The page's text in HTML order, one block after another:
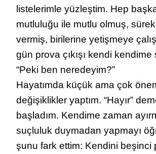
listelerimle yüzleştim. Hep
mutluluğu ile mutlu olmuş,
vermiş, birilerine yetişmeye
gün prova çıkışı kendi kendime
“Peki ben neredeyim?”
Hayatımda küçük ama çok
değişiklikler yaptım. “Hayır”
başladım. Kendime zaman
suçluluk duymadan yapmayı
şunu fark ettim: Kendini beşinci